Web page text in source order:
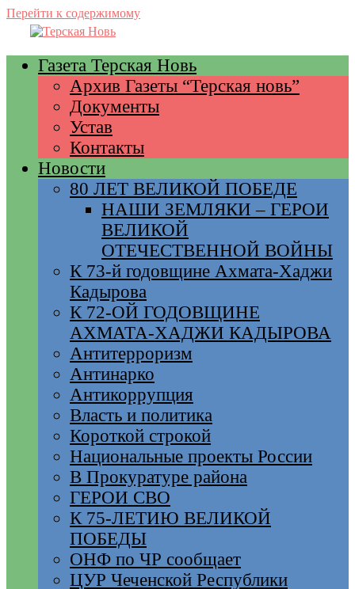
Перейти к содержимому
Газета Терская Новь
Архив Газеты “Терская новь”
Документы
Устав
Контакты
Новости
80 ЛЕТ ВЕЛИКОЙ ПОБЕДЕ
НАШИ ЗЕМЛЯКИ – ГЕРОИ
ВЕЛИКОЙ
ОТЕЧЕСТВЕННОЙ ВОЙНЫ
К 73-й годовщине Ахмата-Хаджи
Кадырова
К 72-ОЙ ГОДОВЩИНЕ
АХМАТА-ХАДЖИ КАДЫРОВА
Антитерроризм
Антинарко
Антикоррупция
Власть и политика
Короткой строкой
Национальные проекты России
В Прокуратуре района
ГЕРОИ СВО
К 75-ЛЕТИЮ ВЕЛИКОЙ
ПОБЕДЫ
ОНФ по ЧР сообщает
ЦУР Чеченской Республики